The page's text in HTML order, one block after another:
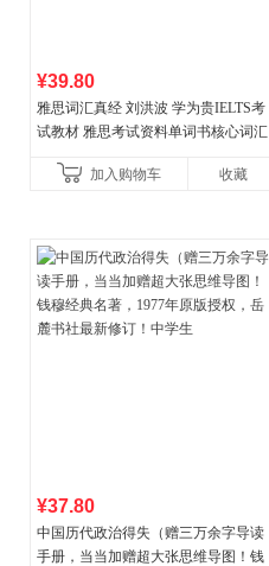
¥39.80
雅思词汇真经 刘洪波 学为贵IELTS考
试教材 雅思考试资料单词书核心词汇
加入购物车
收藏
¥37.80
中国历代政治得失（赠三万余字导读
手册，当当加赠超大张思维导图！钱